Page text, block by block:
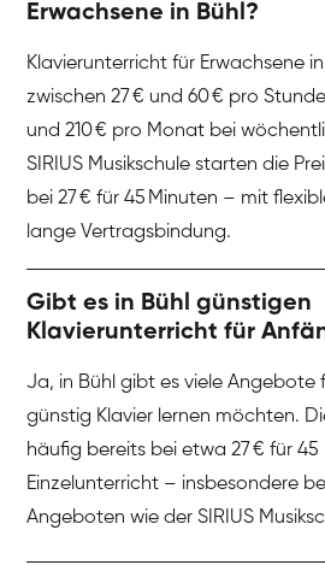
Erwachsene in Bühl?
Klavierunterricht für Erwachsene
zwischen 27 € und 60 € pro
und 210 € pro Monat bei
SIRIUS Musikschule starten die
bei 27 € für 45 Minuten – mit
lange Vertragsbindung.
Gibt es in Bühl günstigen
Klavierunterricht für
Ja, in Bühl gibt es viele Angebote
günstig Klavier lernen möchten.
häufig bereits bei etwa 27 € für 45
Einzelunterricht – insbesondere
Angeboten wie der SIRIUS